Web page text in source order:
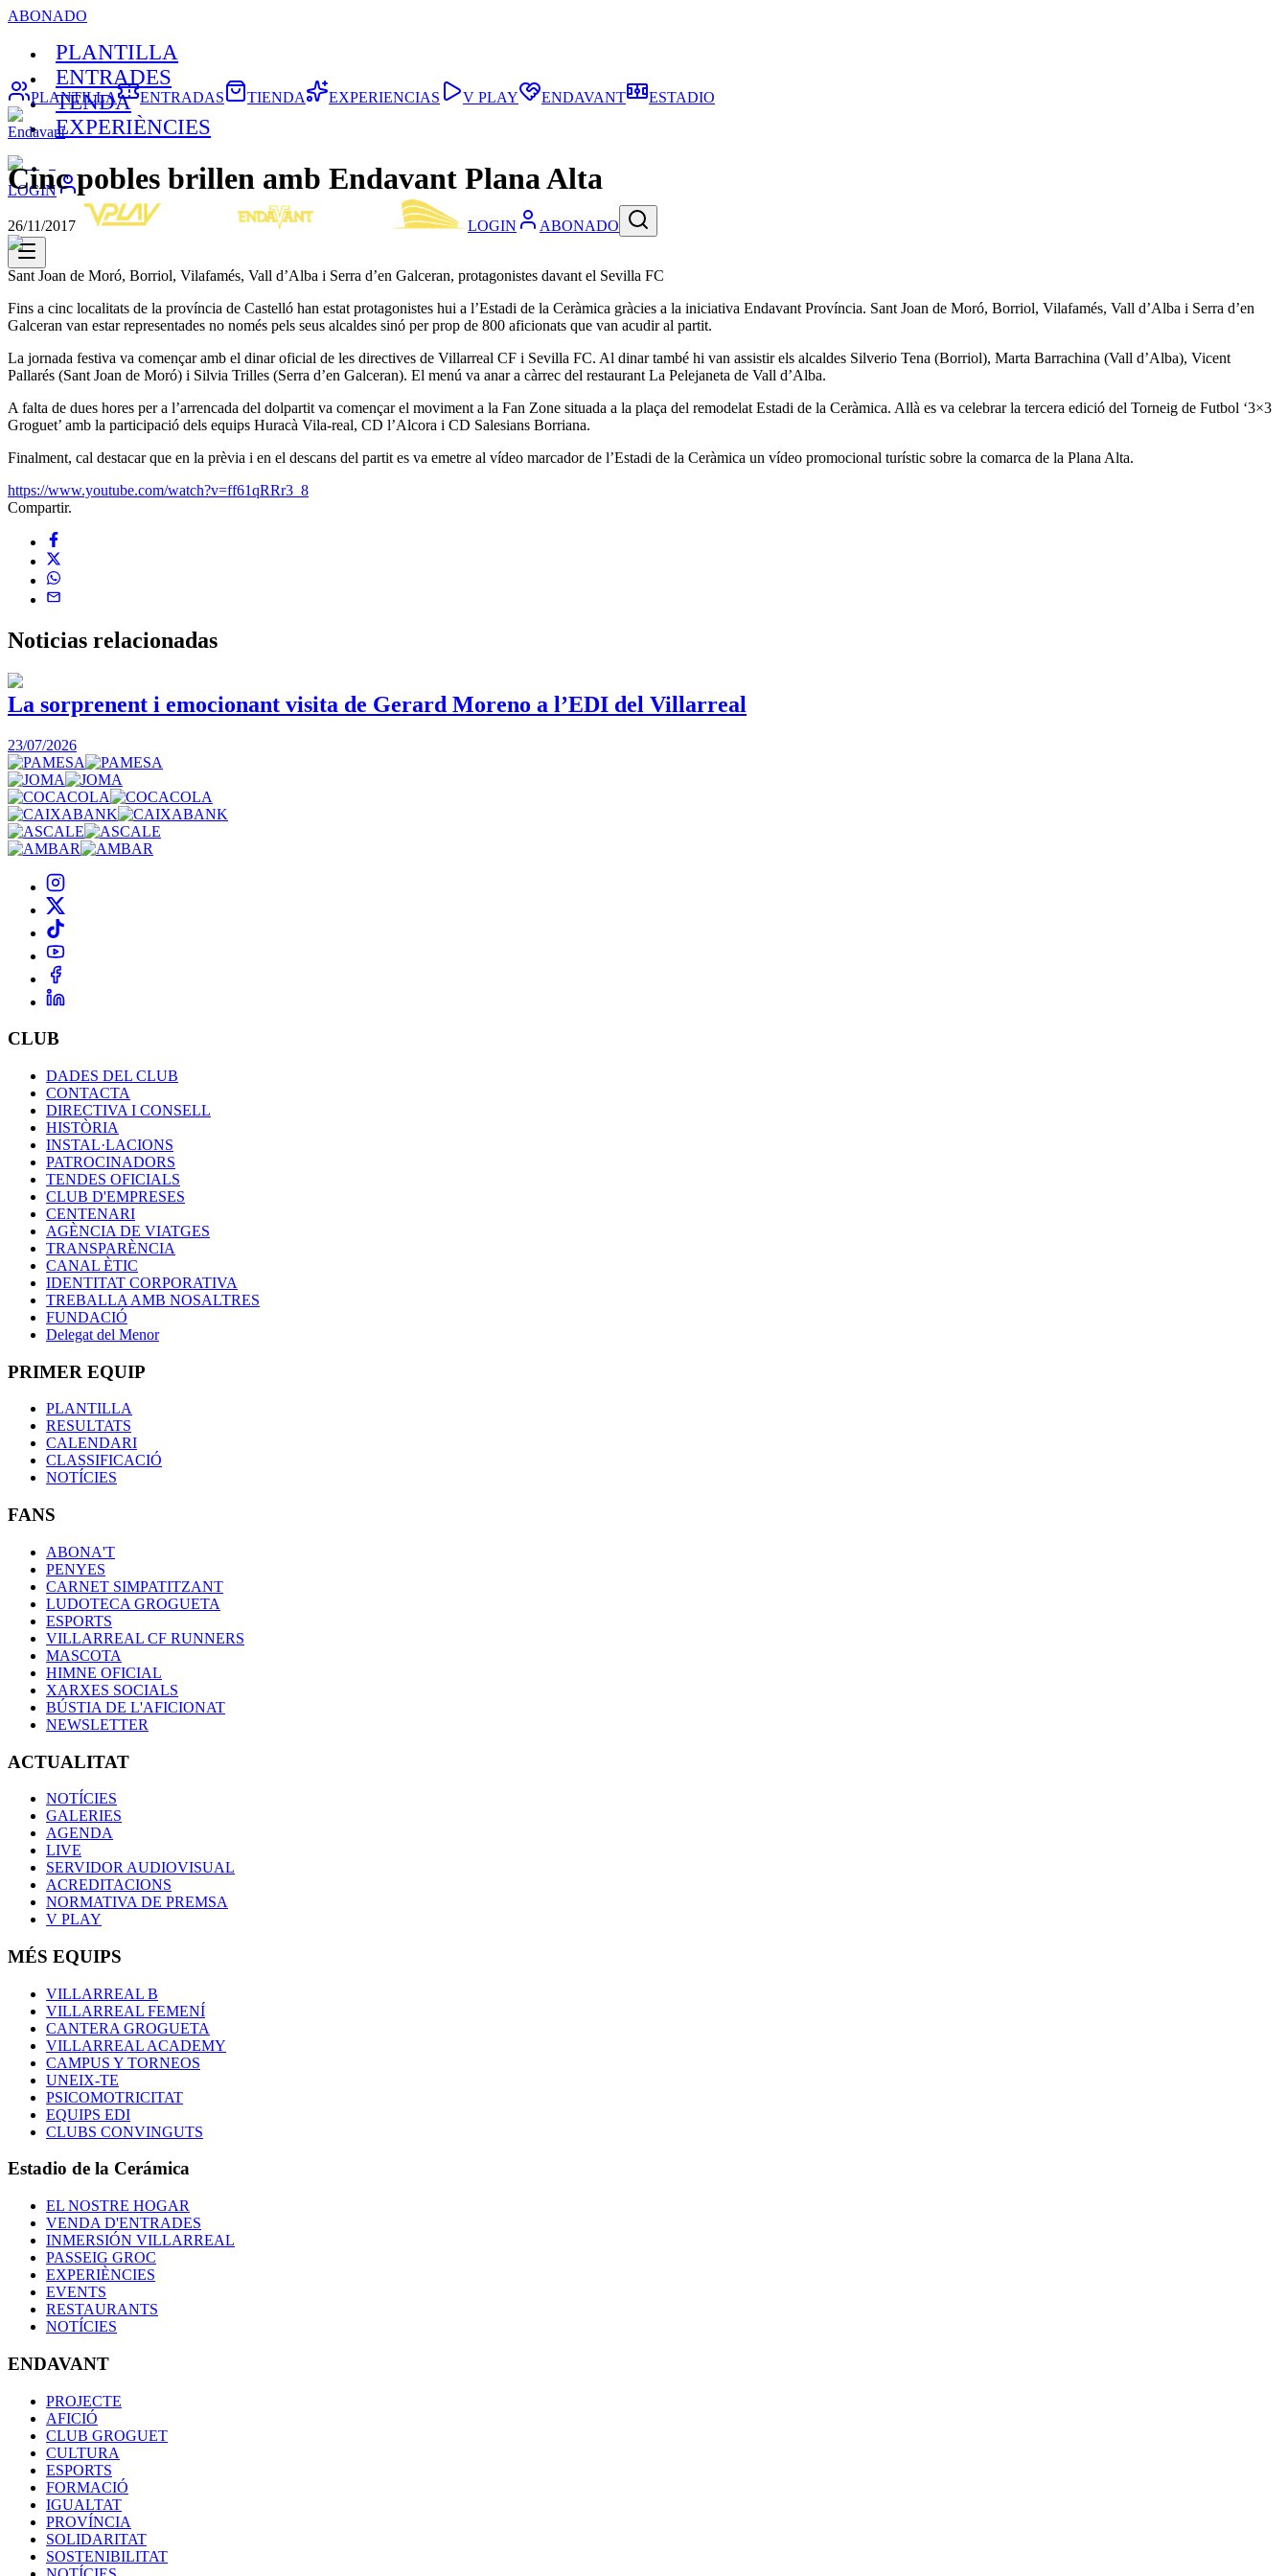
ABONADO
PLANTILLA
ENTRADES
TENDA
EXPERIÈNCIES
LOGIN
LOGIN ABONADO
PLANTILLA ENTRADAS TIENDA EXPERIENCIAS V PLAY ENDAVANT ESTADIO
Endavant
Cinc pobles brillen amb Endavant Plana Alta
26/11/2017
Sant Joan de Moró, Borriol, Vilafamés, Vall d’Alba i Serra d’en Galceran, protagonistes davant el Sevilla FC
Fins a cinc localitats de la província de Castelló han estat protagonistes hui a l’Estadi de la Ceràmica gràcies a la iniciativa Endavant Província. Sant Joan de Moró, Borriol, Vilafamés, Vall d’Alba i Serra d’en
Galceran van estar representades no només pels seus alcaldes sinó per prop de 800 aficionats que van acudir al partit.
La jornada festiva va començar amb el dinar oficial de les directives de Villarreal CF i Sevilla FC. Al dinar també hi van assistir els alcaldes Silverio Tena (Borriol), Marta Barrachina (Vall d’Alba), Vicent
Pallarés (Sant Joan de Moró) i Silvia Trilles (Serra d’en Galceran). El menú va anar a càrrec del restaurant La Pelejaneta de Vall d’Alba.
A falta de dues hores per a l’arrencada del dolpartit va començar el moviment a la Fan Zone situada a la plaça del remodelat Estadi de la Ceràmica. Allà es va celebrar la tercera edició del Torneig de Futbol ‘3×3
Groguet’ amb la participació dels equips Huracà Vila-real, CD l’Alcora i CD Salesians Borriana.
Finalment, cal destacar que en la prèvia i en el descans del partit es va emetre al vídeo marcador de l’Estadi de la Ceràmica un vídeo promocional turístic sobre la comarca de la Plana Alta.
https://www.youtube.com/watch?v=ff61qRRr3_8
Compartir.
Noticias relacionadas
La sorprenent i emocionant visita de Gerard Moreno a l’EDI del Villarreal
23/07/2026
CLUB
DADES DEL CLUB
CONTACTA
DIRECTIVA I CONSELL
HISTÒRIA
INSTAL·LACIONS
PATROCINADORS
TENDES OFICIALS
CLUB D'EMPRESES
CENTENARI
AGÈNCIA DE VIATGES
TRANSPARÈNCIA
CANAL ÈTIC
IDENTITAT CORPORATIVA
TREBALLA AMB NOSALTRES
FUNDACIÓ
Delegat del Menor
PRIMER EQUIP
PLANTILLA
RESULTATS
CALENDARI
CLASSIFICACIÓ
NOTÍCIES
FANS
ABONA'T
PENYES
CARNET SIMPATITZANT
LUDOTECA GROGUETA
ESPORTS
VILLARREAL CF RUNNERS
MASCOTA
HIMNE OFICIAL
XARXES SOCIALS
BÚSTIA DE L'AFICIONAT
NEWSLETTER
ACTUALITAT
NOTÍCIES
GALERIES
AGENDA
LIVE
SERVIDOR AUDIOVISUAL
ACREDITACIONS
NORMATIVA DE PREMSA
V PLAY
MÉS EQUIPS
VILLARREAL B
VILLARREAL FEMENÍ
CANTERA GROGUETA
VILLARREAL ACADEMY
CAMPUS Y TORNEOS
UNEIX-TE
PSICOMOTRICITAT
EQUIPS EDI
CLUBS CONVINGUTS
Estadio de la Cerámica
EL NOSTRE HOGAR
VENDA D'ENTRADES
INMERSIÓN VILLARREAL
PASSEIG GROC
EXPERIÈNCIES
EVENTS
RESTAURANTS
NOTÍCIES
ENDAVANT
PROJECTE
AFICIÓ
CLUB GROGUET
CULTURA
ESPORTS
FORMACIÓ
IGUALTAT
PROVÍNCIA
SOLIDARITAT
SOSTENIBILITAT